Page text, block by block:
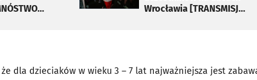
Wrocławia [TRANSMISJA
dla dzieciaków w wieku 3 – 7 lat najważniejsza jest